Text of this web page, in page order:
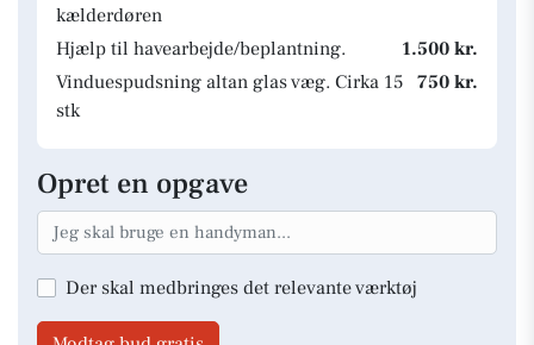
kælderdøren
Hjælp til havearbejde/beplantning.
1.500 kr.
Vinduespudsning altan glas væg. Cirka 15
stk
750 kr.
Opret en opgave
Der skal medbringes det relevante værktøj